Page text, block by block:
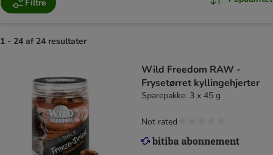
Filtre
1 - 24 af 24 resultater
Wild Freedom RAW -
Frysetørret kyllingehjerter
Sparepakke: 3 x 45 g
Not rated